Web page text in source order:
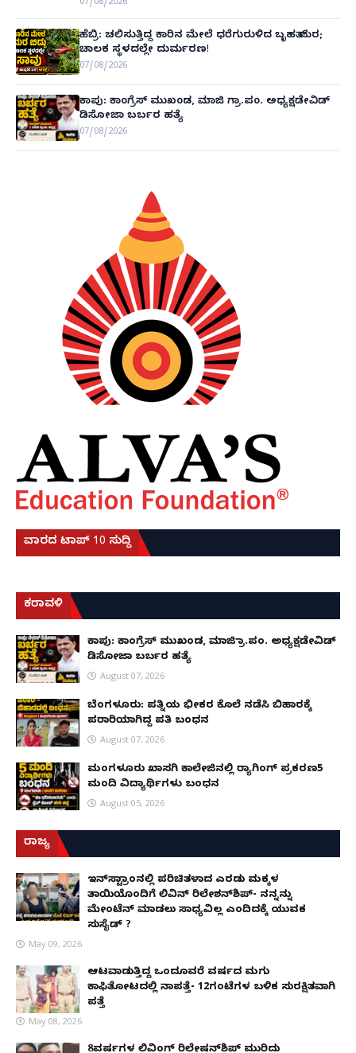
07/08/2026
ಹೆಬ್ರಿ: ಚಲಿಸುತ್ತಿದ್ದ ಕಾರಿನ ಮೇಲೆ ಧರೆಗುರುಳಿದ ಬೃಹತ್ ಮರ;
ಚಾಲಕ ಸ್ಥಳದಲ್ಲೇ ದುರ್ಮರಣ!
07/08/2026
ಕಾಪು: ಕಾಂಗ್ರೆಸ್ ಮುಖಂಡ, ಮಾಜಿ ಗ್ರಾ.ಪಂ. ಅಧ್ಯಕ್ಷಡೇವಿಡ್
ಡಿಸೋಜಾ ಬರ್ಬರ ಹತ್ಯೆ
07/08/2026
ವಾರದ ಟಾಪ್ 10 ಸುದ್ದಿ
ಕರಾವಳಿ
ಕಾಪು: ಕಾಂಗ್ರೆಸ್ ಮುಖಂಡ, ಮಾಜಿ ಗ್ರಾ.ಪಂ. ಅಧ್ಯಕ್ಷಡೇವಿಡ್
ಡಿಸೋಜಾ ಬರ್ಬರ ಹತ್ಯೆ
August 07, 2026
ಬೆಂಗಳೂರು: ಪತ್ನಿಯ ಭೀಕರ ಕೊಲೆ ನಡೆಸಿ ಬಿಹಾರಕ್ಕೆ
ಪರಾರಿಯಾಗಿದ್ದ ಪತಿ ಬಂಧನ
August 07, 2026
ಮಂಗಳೂರು ಖಾಸಗಿ ಕಾಲೇಜಿನಲ್ಲಿ ರ‌್ಯಾಗಿಂಗ್ ಪ್ರಕರಣ5
ಮಂದಿ ವಿದ್ಯಾರ್ಥಿಗಳು ಬಂಧನ
August 05, 2026
ರಾಜ್ಯ
ಇನ್​ಸ್ಟಾಗ್ರಾಂನಲ್ಲಿ ಪರಿಚಿತಳಾದ ಎರಡು ಮಕ್ಕಳ
ತಾಯಿಯೊಂದಿಗೆ ಲಿವಿನ್ ರಿಲೇಶನ್​ಶಿಪ್- ನನ್ನನ್ನು
ಮೇಂಟೆನ್ ಮಾಡಲು ಸಾಧ್ಯವಿಲ್ಲ ಎಂದಿದಕ್ಕೆ ಯುವಕ
ಸುಸೈಡ್ ?
May 09, 2026
ಆಟವಾಡುತ್ತಿದ್ದ ಒಂದೂವರೆ ವರ್ಷದ ಮಗು
ಕಾಫಿತೋಟದಲ್ಲಿ ನಾಪತ್ತೆ- 12ಗಂಟೆಗಳ ಬಳಿಕ ಸುರಕ್ಷಿತವಾಗಿ
ಪತ್ತೆ
May 08, 2026
8ವರ್ಷಗಳ ಲಿವಿಂಗ್‌ ರಿಲೇಷನ್‌ಶಿಪ್ ಮುರಿದು